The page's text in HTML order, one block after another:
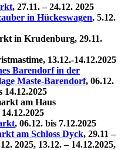
, 27.11. – 24.12. 2025
in Hückeswagen, 5.12.
in Krudenburg, 29.11.
13.12.-14.12.2025
Barendorf in der
Maste-Barendorf, 06.12.
14.12.2025
am Haus
, 06.12. bis 7.12.2025
am Schloss Dyck, 29.11 –
2025, 13.12. – 14.12.2025,